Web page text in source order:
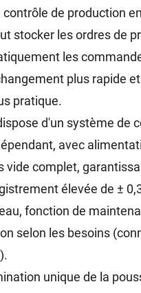
contrôle de production
stocker les ordres de
les
plus rapide
pratique.
d'un système de
avec
vide complet,
élevée de ±
fonction de
selon les besoins
unique de la